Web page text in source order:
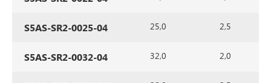
S5AS-SR2-0025-04 25,0 2,5
S5AS-SR2-0032-04 32,0 2,0